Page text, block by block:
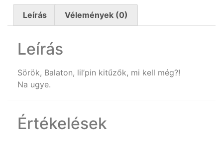
Leírás Vélemények (0)
Leírás
Sörök, Balaton, lil’pin kitűzők, mi kell még?!
Na ugye.
Értékelések